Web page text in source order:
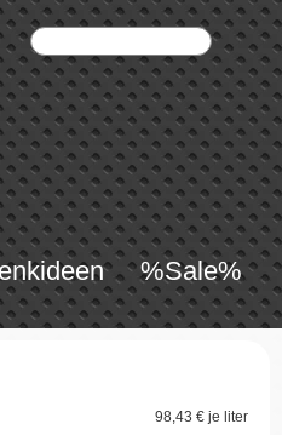
%Sale%
98,43 € je liter